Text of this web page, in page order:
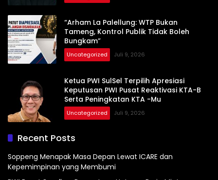
“Arham La Palellung: WTP Bukan
Tameng, Kontrol Publik Tidak Boleh
Bungkam”
Uncategorized Juli 9, 2026
Ketua PWI SulSel Terpilih Apresiasi
Keputusan PWI Pusat Reaktivasi KTA-B
Serta Peningkatan KTA -Mu
Uncategorized Juli 9, 2026
Recent Posts
Soppeng Menapak Masa Depan Lewat ICARE dan
Kepemimpinan yang Membumi